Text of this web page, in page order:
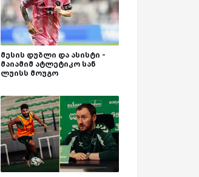
მესის დუბლი და ასისტი -
მაიამიმ ატლეტიკო სან
ლუისს მოუგო